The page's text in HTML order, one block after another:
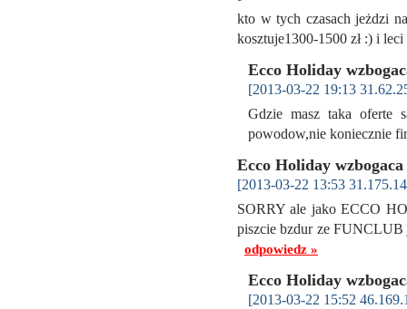
kto w tych czasach jeżdzi
kosztuje1300-1500 zł :) i
Ecco Holiday
[2013-03-22 19:13
Gdzie masz taka oferte
powodow,nie koniecznie
Ecco Holiday
[2013-03-22 13:53
SORRY ale jako ECCO
piszcie bzdur ze FUNCLUB
odpowiedz »
Ecco Holiday
[2013-03-22 15:52